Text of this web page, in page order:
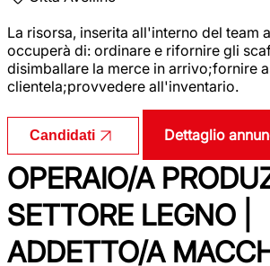
La risorsa, inserita all'interno del team
occuperà di: ordinare e rifornire gli
disimballare la merce in arrivo;fornire
clientela;provvedere all'inventario.
Candidati Dettaglio
OPERAIO/A
SETTORE LEGNO |
ADDETTO/A